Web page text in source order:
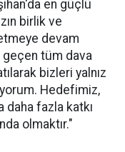
en güçlü
birlik ve
devam
tüm dava
bizleri yalnız
Hedefimiz,
daha fazla katkı
olmaktır."